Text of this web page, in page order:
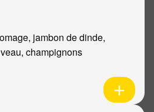
jambon de dinde,
champignons